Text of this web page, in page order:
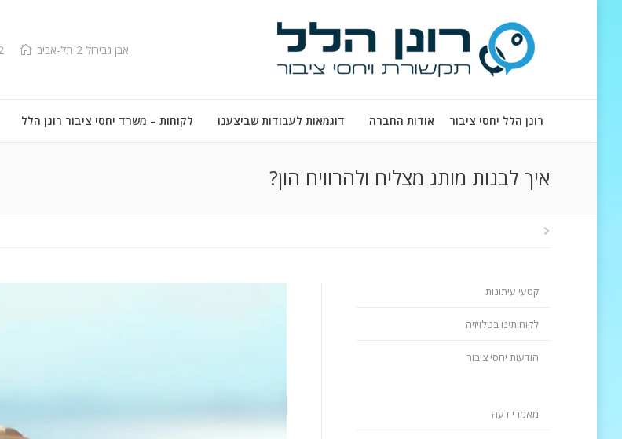
אבן גבירול 2 תל-אביב
רונן הלל יחסי ציבור אודות החברה דוגמאות לעבודות שביצענו לקוחות – משרד יחסי ציבור רונן הלל
איך לבנות מותג מצליח ולהרוויח הון?
קטעי עיתונות
לקוחותינו בטלויזיה
הודעות יחסי ציבור
מאמרי דעה